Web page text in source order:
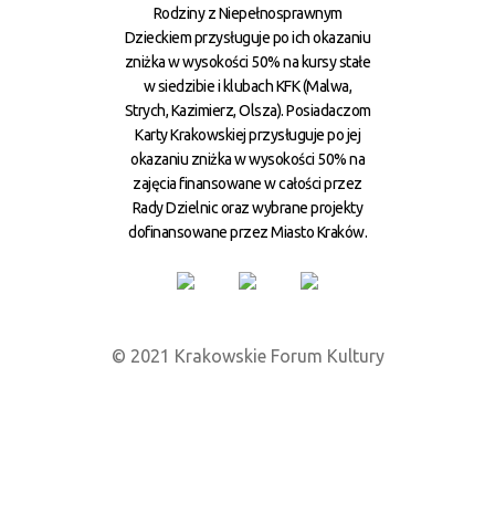
Rodziny z Niepełnosprawnym
Dzieckiem przysługuje po ich okazaniu
zniżka w wysokości 50% na kursy stałe
w siedzibie i klubach KFK (Malwa,
Strych, Kazimierz, Olsza). Posiadaczom
Karty Krakowskiej przysługuje po jej
okazaniu zniżka w wysokości 50% na
zajęcia finansowane w całości przez
Rady Dzielnic oraz wybrane projekty
dofinansowane przez Miasto Kraków.
© 2021 Krakowskie Forum Kultury